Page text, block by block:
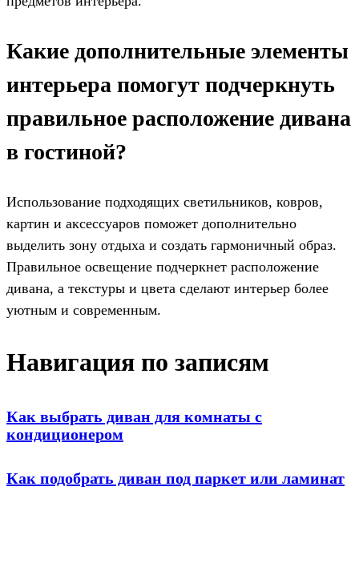
Какие дополнительные элементы
интерьера помогут подчеркнуть
правильное расположение дивана
в гостиной?
Использование подходящих светильников, ковров,
картин и аксессуаров поможет дополнительно
выделить зону отдыха и создать гармоничный образ.
Правильное освещение подчеркнет расположение
дивана, а текстуры и цвета сделают интерьер более
уютным и современным.
Навигация по записям
Как выбрать диван для комнаты с
кондиционером
Как подобрать диван под паркет или ламинат